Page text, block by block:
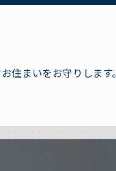
住まいをお守りします。